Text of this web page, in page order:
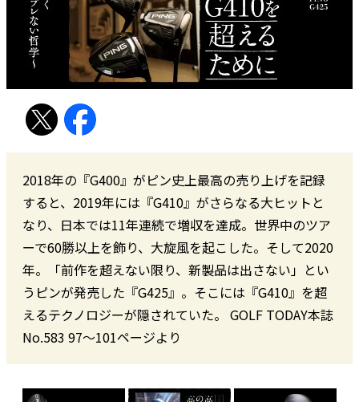
2018年の『G400』がピン史上最高の売り上げを記録
すると、2019年には『G410』がさらなる大ヒットと
なり、日本では11年連続で増収を達成。世界中のツア
ーで60勝以上を飾り、大旋風を起こした。そして2020
年。「前作を超えない限り、新製品は出さない」とい
うピンが発売した『G425』。そこには『G410』を超
えるテクノロジーが隠されていた。 GOLF TODAY本誌
No.583 97〜101ページより